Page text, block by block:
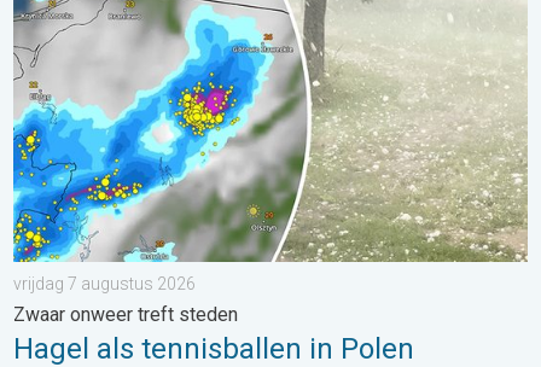
vrijdag 7 augustus 2026
Zwaar onweer treft steden
Hagel als tennisballen in Polen